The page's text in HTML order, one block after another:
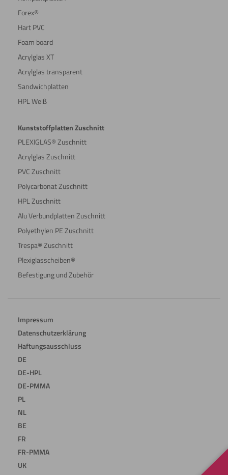
Forex®
Hart PVC
Foam board
Acrylglas XT
Acrylglas transparent
Sandwichplatten
HPL Weiß
Kunststoffplatten Zuschnitt
PLEXIGLAS® Zuschnitt
Acrylglas Zuschnitt
PVC Zuschnitt
Polycarbonat Zuschnitt
HPL Zuschnitt
Alu Verbundplatten Zuschnitt
Polyethylen PE Zuschnitt
Trespa® Zuschnitt
Plexiglasscheiben®
Befestigung und Zubehör
Impressum
Datenschutzerklärung
Haftungsausschluss
DE
DE-HPL
DE-PMMA
PL
NL
BE
FR
FR-PMMA
UK